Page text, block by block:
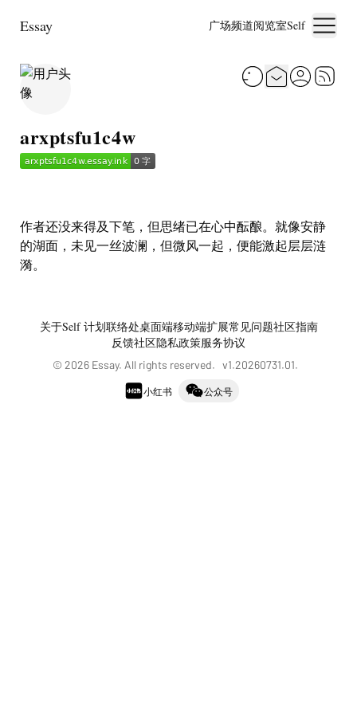
Essay 广场频道阅览室Self
arxptsfu1c4w
作者还没来得及下笔，但思绪已在心中酝酿。就像安静
的湖面，未见一丝波澜，但微风一起，便能激起层层涟
漪。
关于Self 计划联络处桌面端移动端扩展常见问题社区指南
反馈社区隐私政策服务协议
© 2026 Essay. All rights reserved. v1.20260731.01.
小红书 公众号